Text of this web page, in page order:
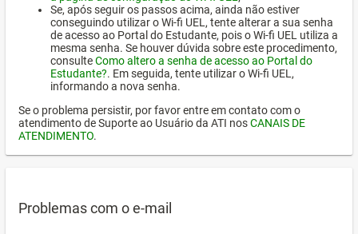
Se, após seguir os passos acima, ainda não estiver
conseguindo utilizar o Wi-fi UEL, tente alterar a sua senha
de acesso ao Portal do Estudante, pois o Wi-fi UEL utiliza a
mesma senha. Se houver dúvida sobre este procedimento,
consulteComo altero a senha de acesso ao Portal do
Estudante?. Em seguida, tente utilizar o Wi-fi UEL,
informando a nova senha.
Se o problema persistir, por favor entre em contato com o
atendimento de Suporte ao Usuário da ATI nosCANAIS DE
ATENDIMENTO.
Problemas com o e-mail